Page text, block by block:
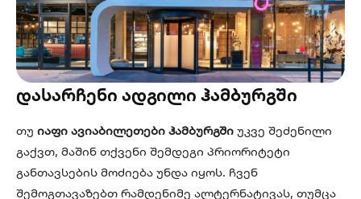
დასარჩენი ადგილი ჰამბურგში
თუ იაფი ავიაბილეთები ჰამბურგში უკვე შეძენილი
გაქვთ, მაშინ თქვენი შემდეგი პრიორიტეტი
განთავსების მოძიება უნდა იყოს. ჩვენ
შემოგთავაზებთ რამდენიმე ალტერნატივას, თუმცა